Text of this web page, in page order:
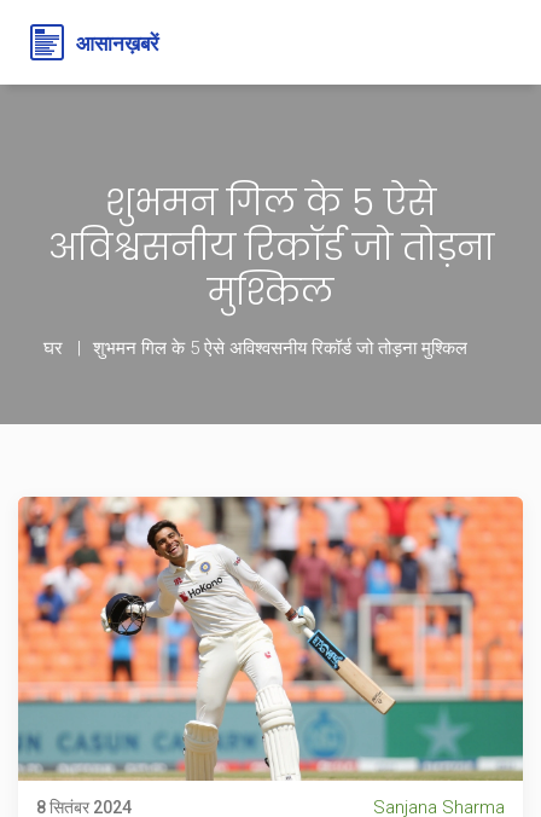
शुभमन गिल के 5 ऐसे
अविश्वसनीय रिकॉर्ड जो तोड़ना
मुश्किल
घर शुभमन गिल के 5 ऐसे अविश्वसनीय रिकॉर्ड जो तोड़ना मुश्किल
8 सितंबर 2024 Sanjana Sharma